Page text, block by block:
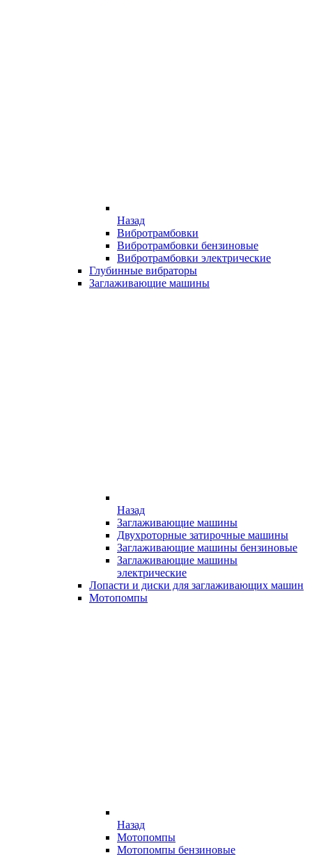
Назад
Вибротрамбовки
Вибротрамбовки бензиновые
Вибротрамбовки электрические
Глубинные вибраторы
Заглаживающие машины
Назад
Заглаживающие машины
Двухроторные затирочные машины
Заглаживающие машины бензиновые
Заглаживающие машины
электрические
Лопасти и диски для заглаживающих машин
Мотопомпы
Назад
Мотопомпы
Мотопомпы бензиновые